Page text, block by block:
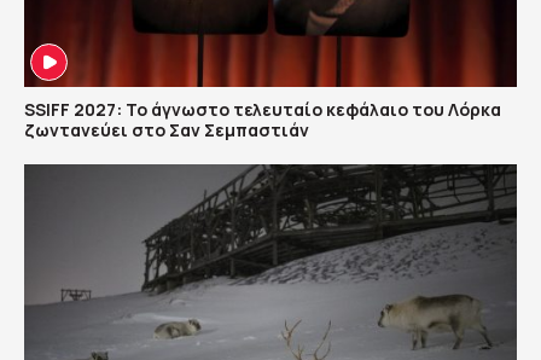
SSIFF 2027: Το άγνωστο τελευταίο κεφάλαιο του Λόρκα
ζωντανεύει στο Σαν Σεμπαστιάν